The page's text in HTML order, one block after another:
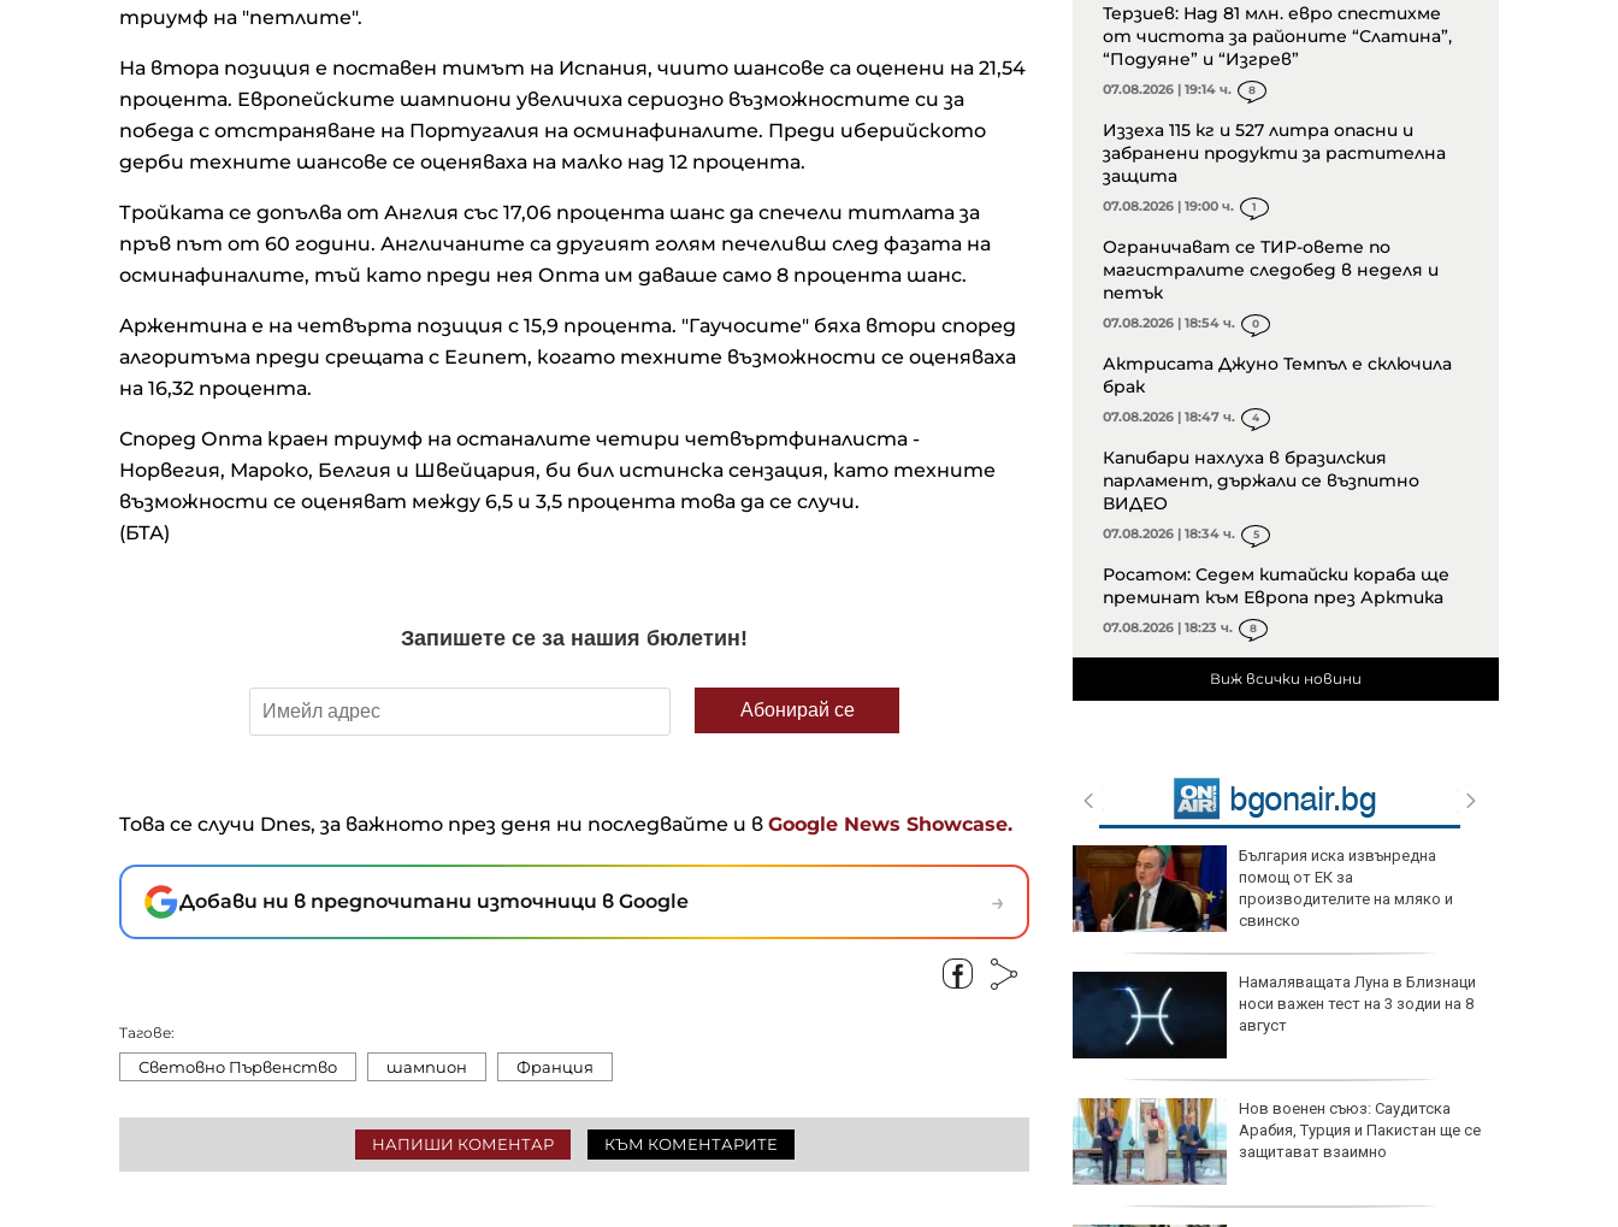
триумф на "петлите".
На втора позиция е поставен тимът на Испания, чиито шансове са оценени на 21,54
процента. Европейските шампиони увеличиха сериозно възможностите си за
победа с отстраняване на Португалия на осминафиналите. Преди иберийското
дерби техните шансове се оценяваха на малко над 12 процента.
Тройката се допълва от Англия със 17,06 процента шанс да спечели титлата за
пръв път от 60 години. Англичаните са другият голям печеливш след фазата на
осминафиналите, тъй като преди нея Опта им даваше само 8 процента шанс.
Аржентина е на четвърта позиция с 15,9 процента. "Гаучосите" бяха втори според
алгоритъма преди срещата с Египет, когато техните възможности се оценяваха
на 16,32 процента.
Според Опта краен триумф на останалите четири четвъртфиналиста -
Норвегия, Мароко, Белгия и Швейцария, би бил истинска сензация, като техните
възможности се оценяват между 6,5 и 3,5 процента това да се случи.
(БТА)
Това се случи Dnes, за важното през деня ни последвайте и в Google News Showcase.
Добави ни в предпочитани източници в Google →
Тагове:
Световно Първенство шампион Франция
НАПИШИ КОМЕНТАР КЪМ КОМЕНТАРИТЕ
Терзиев: Над 81 млн. евро спестихме
от чистота за районите “Слатина”,
“Подуяне” и “Изгрев”
07.08.2026 | 19:14 ч. 8
Иззеха 115 кг и 527 литра опасни и
забранени продукти за растителна
защита
07.08.2026 | 19:00 ч. 1
Ограничават се ТИР-овете по
магистралите следобед в неделя и
петък
07.08.2026 | 18:54 ч. 0
Актрисата Джуно Темпъл е сключила
брак
07.08.2026 | 18:47 ч. 4
Капибари нахлуха в бразилския
парламент, държали се възпитно
ВИДЕО
07.08.2026 | 18:34 ч. 5
Росатом: Седем китайски кораба ще
преминат към Европа през Арктика
07.08.2026 | 18:23 ч. 8
Виж всички новини
Чешките милиардери играят
стратегията си за САЩ
България иска извънредна
помощ от ЕК за
производителите на мляко и
свинско
Намаляващата Луна в Близнаци
носи важен тест на 3 зодии на 8
август
Нов военен съюз: Саудитска
Арабия, Турция и Пакистан ще се
защитават взаимно